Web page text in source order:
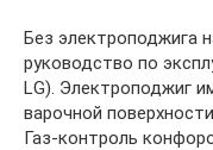
Без электроподжига
руководство по
LG). Электроподжиг
варочной
Газ-контроль